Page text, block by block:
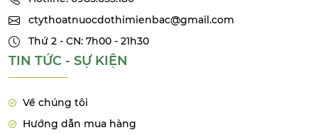
ctythoatnuocdothimienbac@gmail.com
Thứ 2 - CN: 7h00 - 21h30
TIN TỨC - SỰ KIỆN
Về chúng tôi
Hướng dẫn mua hàng